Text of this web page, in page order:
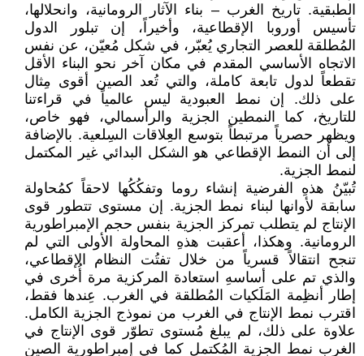
الطبقية. تاريخ الغرب – بناء الآثار الرومانية، وانحلالها،
تأسيس أوروبا الإقطاعية، وأخيراً، إن تبلور الدول
المُطلقة للعصر التجاري يُعبّر، في شكل مُعيّن، عن نفس
الاتجاه الأساسي المقدم في مكان آخر نحو البناء الأقل
تقطعاً لدول تابعة كاملة، والتي تُعد الصين أقوى مِثال
على ذلك. إن نمط العبودية ليس عالمياً في قراءتنا
للتاريخ، كما النمطين الجزية والرأسمالي، فهو خاص،
ويظهر حصرياً مرتبطاً بتوسع العِلاقات السِلعية. بالإضافة
إلى أن النمط الإقطاعي هو الشكل البدائي غير المكتمل
لنمط الجزية.
تُبيّنُ هذهِ الفرضية إنشاء روما وتفكُكُها لاحقاً كمُحاولة
سابقة لأوانها لبناء نمط الجزية. إن مستوى تتطور قوى
الإنتاج لم يتطلب تمركز الجزية بنفس حجم الإمبراطورية
الرومانية. وهكذا، أعقبت هذهِ المحاولة الأولى التي لم
تنجح انتقالاً قسرياً من خلال تفتُت النظام الإقطاعي،
والذي تم على أساسهِ استعادة المركزية مرة أُخرى في
إطار أنظِمة المَلَكيات المُطلقة في الغرب. عِندها فقط،
اقترب نمط الإنتاج في الغرب من نموذج الجزية الكامل.
علاوة على ذلك، لم يبلغ مُستوى تطوّر قوى الإنتاج في
الغرب نمط الجزية المُكتمل كما في إمبراطورية الصين